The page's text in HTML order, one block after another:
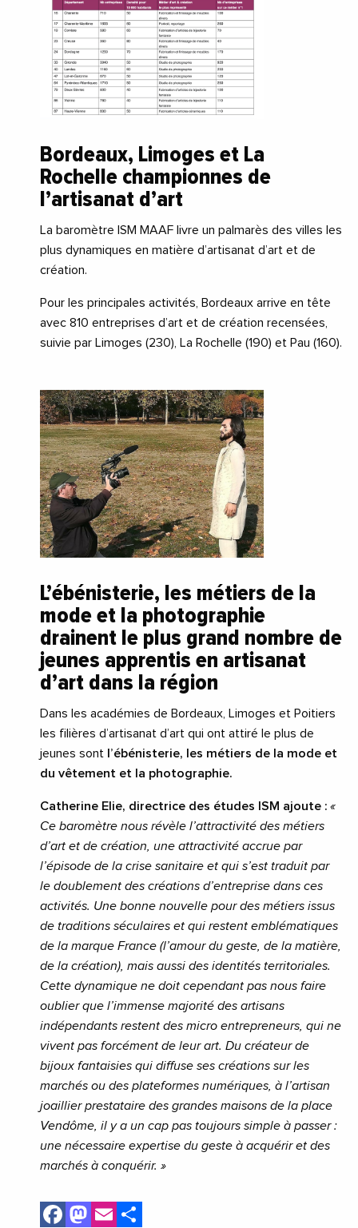
Bordeaux, Limoges et La
Rochelle championnes de
l’artisanat d’art
La baromètre ISM MAAF livre un palmarès des villes les
plus dynamiques en matière d’artisanat d’art et de
création.
Pour les principales activités, Bordeaux arrive en tête
avec 810 entreprises d’art et de création recensées,
suivie par Limoges (230), La Rochelle (190) et Pau (160).
L’ébénisterie, les métiers de la
mode et la photographie
drainent le plus grand nombre de
jeunes apprentis en artisanat
d’art dans la région
Dans les académies de Bordeaux, Limoges et Poitiers
les filières d’artisanat d’art qui ont attiré le plus de
jeunes sont l’ébénisterie, les métiers de la mode et
du vêtement et la photographie.
Catherine Elie, directrice des études ISM ajoute : «
Ce baromètre nous révèle l’attractivité des métiers
d’art et de création, une attractivité accrue par
l’épisode de la crise sanitaire et qui s’est traduit par
le doublement des créations d’entreprise dans ces
activités. Une bonne nouvelle pour des métiers issus
de traditions séculaires et qui restent emblématiques
de la marque France (l’amour du geste, de la matière,
de la création), mais aussi des identités territoriales.
Cette dynamique ne doit cependant pas nous faire
oublier que l’immense majorité des artisans
indépendants restent des micro entrepreneurs, qui ne
vivent pas forcément de leur art. Du créateur de
bijoux fantaisies qui diffuse ses créations sur les
marchés ou des plateformes numériques, à l’artisan
joaillier prestataire des grandes maisons de la place
Vendôme, il y a un cap pas toujours simple à passer :
une nécessaire expertise du geste à acquérir et des
marchés à conquérir. »
Facebook
Mastodon
Email